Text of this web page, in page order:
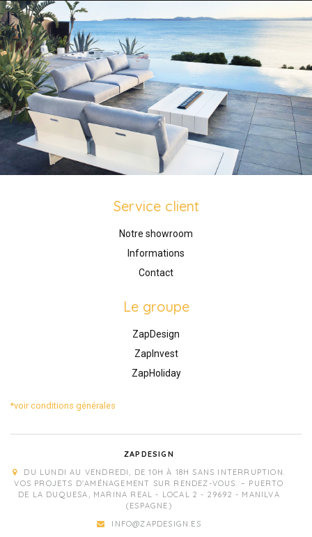
Service client
Notre showroom
Informations
Contact
Le groupe
ZapDesign
ZapInvest
ZapHoliday
*voir conditions générales
ZAPDESIGN
DU LUNDI AU VENDREDI, DE 10H À 18H SANS INTERRUPTION.
VOS PROJETS D'AMÉNAGEMENT SUR RENDEZ-VOUS. – PUERTO
DE LA DUQUESA, MARINA REAL - LOCAL 2 - 29692 - MANILVA
(ESPAGNE)
INFO@ZAPDESIGN.ES